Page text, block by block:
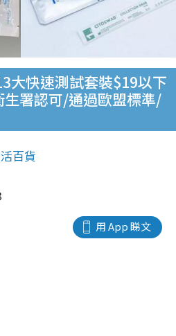
大快速測試套裝$19以下
署認可/通過歐盟標準/
百貨
用 App 睇文